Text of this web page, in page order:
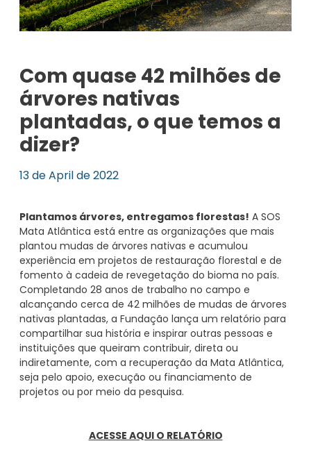
Com quase 42 milhões de
árvores nativas
plantadas, o que temos a
dizer?
13 de April de 2022
Plantamos árvores, entregamos florestas! A SOS
Mata Atlântica está entre as organizações que mais
plantou mudas de árvores nativas e acumulou
experiência em projetos de restauração florestal e de
fomento à cadeia de revegetação do bioma no país.
Completando 28 anos de trabalho no campo e
alcançando cerca de 42 milhões de mudas de árvores
nativas plantadas, a Fundação lança um relatório para
compartilhar sua história e inspirar outras pessoas e
instituições que queiram contribuir, direta ou
indiretamente, com a recuperação da Mata Atlântica,
seja pelo apoio, execução ou financiamento de
projetos ou por meio da pesquisa.
ACESSE AQUI O RELATÓRIO